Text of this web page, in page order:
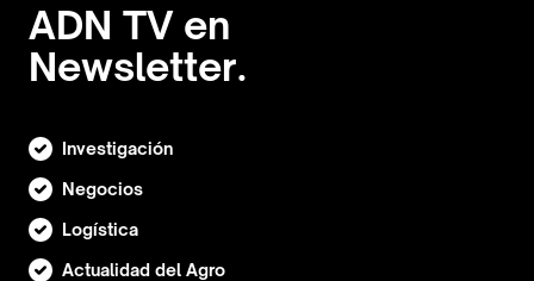
ADN TV en
Newsletter.
Investigación
Negocios
Logística
Actualidad del Agro